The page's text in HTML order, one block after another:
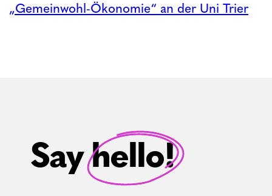
„Gemeinwohl-Ökonomie“ an der Uni Trier
Say hello!